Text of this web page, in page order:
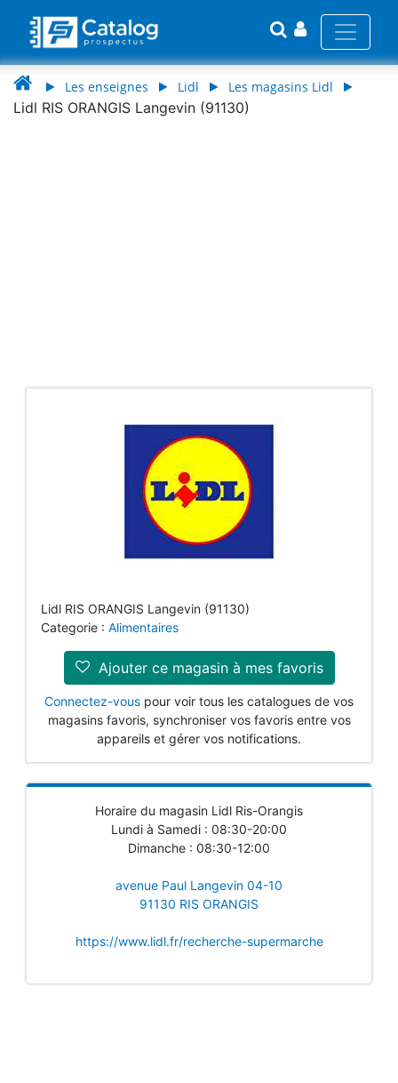
Les enseignes Lidl Les magasins Lidl
Lidl RIS ORANGIS Langevin (91130)
Lidl RIS ORANGIS Langevin (91130)
Categorie : Alimentaires
Ajouter ce magasin à mes favoris
Connectez-vous pour voir tous les catalogues de vos
magasins favoris, synchroniser vos favoris entre vos
appareils et gérer vos notifications.
Horaire du magasin Lidl Ris-Orangis
Lundi à Samedi : 08:30-20:00
Dimanche : 08:30-12:00
avenue Paul Langevin 04-10
91130 RIS ORANGIS
https://www.lidl.fr/recherche-supermarche